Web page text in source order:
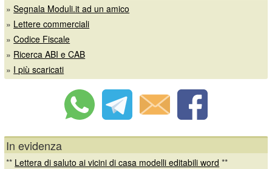
»Segnala Moduli.it ad un amico
» Lettere commerciali
»Codice Fiscale
» Ricerca ABI e CAB
» I più scaricati
In evidenza
** Lettera di saluto ai vicini di casa modelli editabili word **